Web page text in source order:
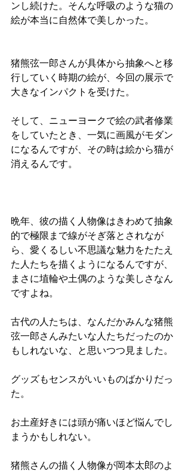
ンし続けた。そんな呼吸のような猫の
絵が本当に自然体で美しかった。
猪熊弦一郎さんが具体から抽象へと移
行していく時期の絵が、今回の展示で
大きなインパクトを受けた。
そして、ニューヨークで絵の武者修業
をしていたとき、一気に画風がモダン
になるんですが、その時は絵から猫が
消えるんです。
晩年、彼の描く人物像はきわめて抽象
的で極限まで線がそぎ落とされなが
ら、愛くるしい不思議な魅力をたたえ
た人たちを描くようになるんですが、
まさに埴輪や土偶のような美しさなん
ですよね。
古代の人たちは、なんだかみんな猪熊
弦一郎さんみたいな人たちだったのか
もしれないな、と思いつつ見ました。
グッズもセンスがいいものばかりだっ
た。
お土産好きには頭が痛いほど悩んでし
まうかもしれない。
猪熊さんの描く人物像が岡本太郎のよ